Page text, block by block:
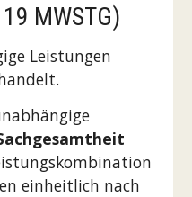
MWSTG)
Leistungen
einheitlich nach